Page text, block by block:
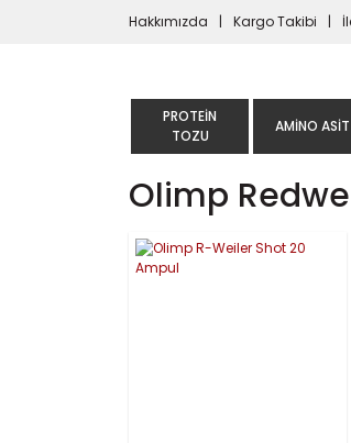
Hakkımızda Kargo Takibi
PROTEIN
TOZU
AMINO ASIT
Olimp